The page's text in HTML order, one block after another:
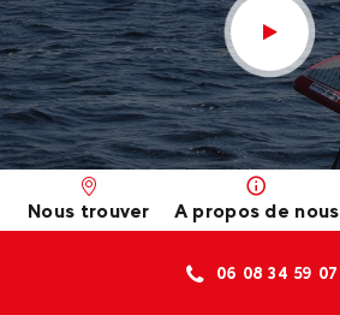
Nous trouver A propos de nous
06 08 34 59 07